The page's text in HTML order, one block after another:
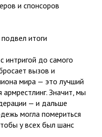
и спонсоров
итоги
интригой до самого
вызов и
мира — это лучший
Значит, мы
— и дальше
могла помериться
у всех был шанс